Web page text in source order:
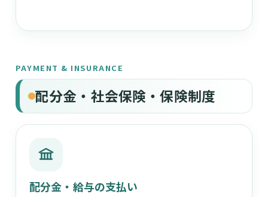
PAYMENT & INSURANCE
配分金・社会保険・保険制度
配分金・給与の支払い